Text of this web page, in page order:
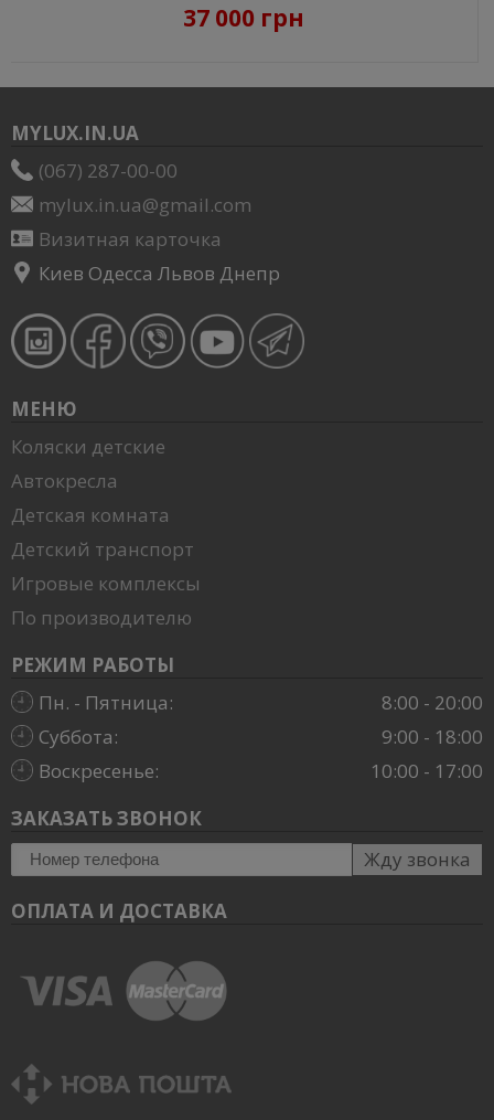
37 000 грн
MYLUX.IN.UA
(067) 287-00-00
mylux.in.ua@gmail.com
Визитная карточка
Киев Одесса Львов Днепр
МЕНЮ
Коляски детские
Автокресла
Детская комната
Детский транспорт
Игровые комплексы
По производителю
РЕЖИМ РАБОТЫ
Пн. - Пятница:
8:00 - 20:00
Суббота:
9:00 - 18:00
Воскресенье:
10:00 - 17:00
ЗАКАЗАТЬ ЗВОНОК
Жду звонка
ОПЛАТА И ДОСТАВКА